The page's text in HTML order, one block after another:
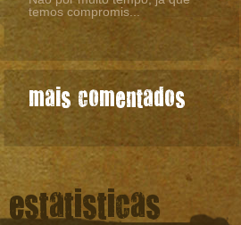
temos compromis...
mais comentados
estatisticas